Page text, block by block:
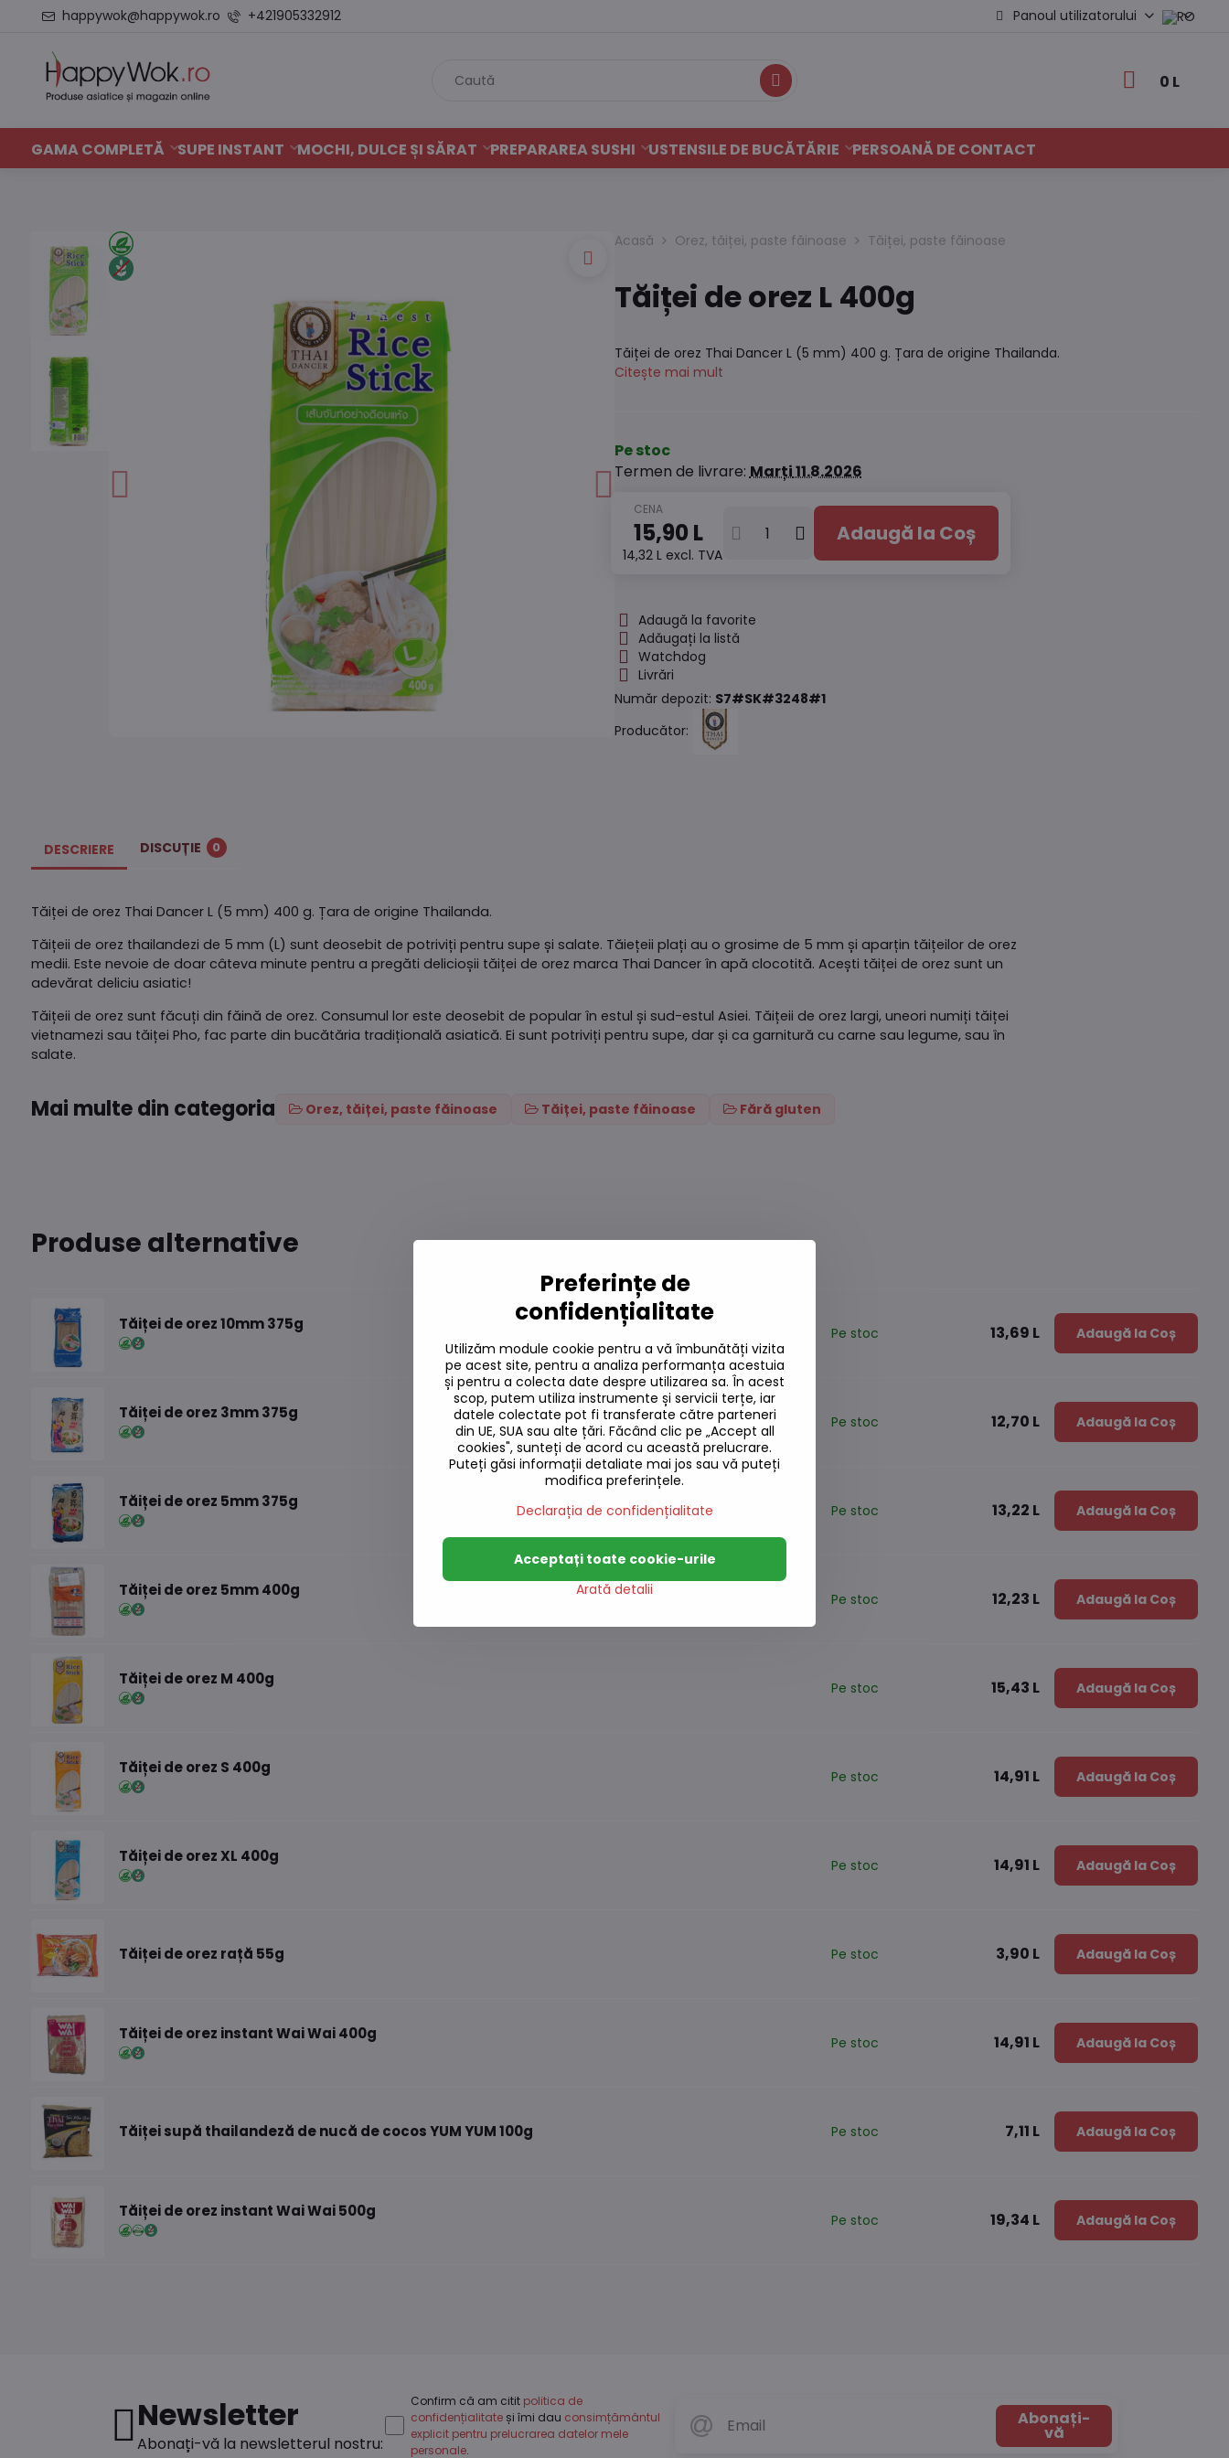
happywok@happywok.ro +421905332912 Panoul utilizatorului
Caută 0 L
GAMA COMPLETĂ SUPE INSTANT MOCHI, DULCE ȘI SĂRAT PREPARAREA SUSHI USTENSILE DE BUCĂTĂRIE PERSOANĂ DE CONTACT
Acasă Orez, tăiței, paste făinoase Tăiței, paste făinoase
Tăiței de orez L 400g
Tăiței de orez Thai Dancer L (5 mm) 400 g. Țara de origine Thailanda.
Citește mai mult
Pe stoc
Termen de livrare:Marți11.8.2026
15,90 L
14,32 L excl. TVA
Adaugă la Coș
Adaugă la favorite
Adăugați la listă
Watchdog
Livrări
Număr depozit: S7#SK#3248#1
Producător:
DESCRIERE DISCUȚIE 0
Tăiței de orez Thai Dancer L (5 mm) 400 g. Țara de origine Thailanda.
Tăițeii de orez thailandezi de 5 mm (L) sunt deosebit de potriviți pentru supe și salate. Tăiețeii plați au o grosime de 5 mm și aparțin tăițeilor de orez
medii. Este nevoie de doar câteva minute pentru a pregăti delicioșii tăiței de orez marca Thai Dancer în apă clocotită. Acești tăiței de orez sunt un
adevărat deliciu asiatic!
Tăițeii de orez sunt făcuți din făină de orez. Consumul lor este deosebit de popular în estul și sud-estul Asiei. Tăițeii de orez largi, uneori numiți tăiței
vietnamezi sau tăiței Pho, fac parte din bucătăria tradițională asiatică. Ei sunt potriviți pentru supe, dar și ca garnitură cu carne sau legume, sau în
salate.
Mai multe din categoria Orez, tăiței, paste făinoase Tăiței, paste făinoase Fără gluten
Produse alternative
Tăiței de orez 10mm 375g Pe stoc 13,69 L Adaugă la Coș
Tăiței de orez 3mm 375g Pe stoc 12,70 L Adaugă la Coș
Tăiței de orez 5mm 375g Pe stoc 13,22 L Adaugă la Coș
Tăiței de orez 5mm 400g Pe stoc 12,23 L Adaugă la Coș
Tăiței de orez M 400g Pe stoc 15,43 L Adaugă la Coș
Tăiței de orez S 400g Pe stoc 14,91 L Adaugă la Coș
Tăiței de orez XL 400g Pe stoc 14,91 L Adaugă la Coș
Tăiței de orez rață 55g Pe stoc 3,90 L Adaugă la Coș
Tăiței de orez instant Wai Wai 400g Pe stoc 14,91 L Adaugă la Coș
Tăiței supă thailandeză de nucă de cocos YUM YUM 100g Pe stoc 7,11 L Adaugă la Coș
Tăiței de orez instant Wai Wai 500g Pe stoc 19,34 L Adaugă la Coș
Newsletter
Abonați-vă la newsletterul nostru:
Abonați-
vă
Confirm că am citit politica de
confidențialitateși îmi dau consimțământul
explicit pentru prelucrarea datelor mele
personale.
Preferințe de
confidențialitate
Utilizăm module cookie pentru a vă îmbunătăți vizita
pe acest site, pentru a analiza performanța acestuia
și pentru a colecta date despre utilizarea sa. În acest
scop, putem utiliza instrumente și servicii terțe, iar
datele colectate pot fi transferate către parteneri
din UE, SUA sau alte țări. Făcând clic pe „Accept all
cookies", sunteți de acord cu această prelucrare.
Puteți găsi informații detaliate mai jos sau vă puteți
modifica preferințele.
Declarația de confidențialitate
Arată detalii
Acceptați toate cookie-urile